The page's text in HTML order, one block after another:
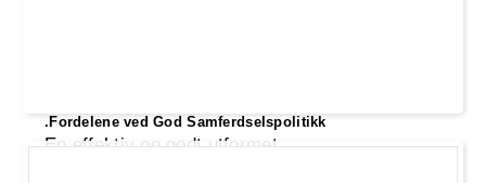
.Fordelene ved God Samferdselspolitikk
En effektiv og godt utformet